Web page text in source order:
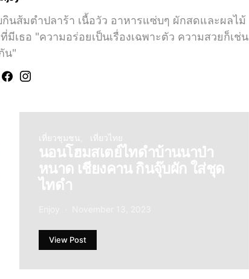
ส้มตำปลาร้า เนื้อวัว อาหารแซ่บๆ ผักสดและผลไม้
เธอ "ความอร่อยเป็นเรื่องเฉพาะตัว ความสวยก็เช่น
น"
เที่ยวชุมชน เที่ยวไทย
นอนโฮมสเตย์ไทดำบ้านนาป่า
หนาด เชียงคาน กินจุ๊บผัก ใส่ชุด
ไทดำ
View Post